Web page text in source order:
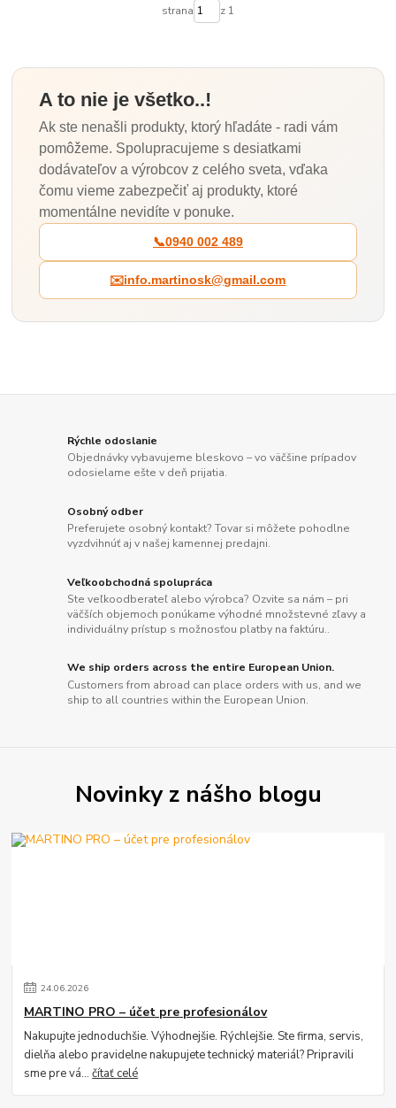
strana z 1
A to nie je všetko..!
Ak ste nenašli produkty, ktorý hľadáte - radi vám
pomôžeme. Spolupracujeme s desiatkami
dodávateľov a výrobcov z celého sveta, vďaka
čomu vieme zabezpečiť aj produkty, ktoré
momentálne nevidíte v ponuke.
📞0940 002 489
✉️info.martinosk@gmail.com
Rýchle odoslanie
Objednávky vybavujeme bleskovo – vo väčšine prípadov
odosielame ešte v deň prijatia.
Osobný odber
Preferujete osobný kontakt? Tovar si môžete pohodlne
vyzdvihnúť aj v našej kamennej predajni.
Veľkoobchodná spolupráca
Ste veľkoodberateľ alebo výrobca? Ozvite sa nám – pri
väčších objemoch ponúkame výhodné množstevné zľavy a
individuálny prístup s možnosťou platby na faktúru..
We ship orders across the entire European Union.
Customers from abroad can place orders with us, and we
ship to all countries within the European Union.
Novinky z nášho blogu
24.06.2026
MARTINO PRO – účet pre profesionálov
Nakupujte jednoduchšie. Výhodnejšie. Rýchlejšie. Ste firma, servis,
dielňa alebo pravidelne nakupujete technický materiál? Pripravili
sme pre vá...čítať celé